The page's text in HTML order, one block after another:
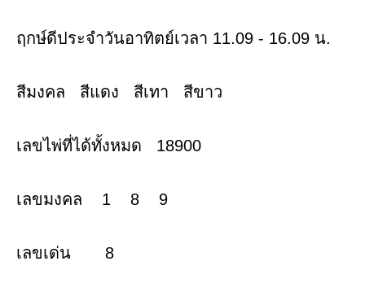
ฤกษ์ดีประจำวันอาทิตย์เวลา 11.09 - 16.09 น.
สีมงคล สีแดง สีเทา สีขาว
เลขไพ่ที่ได้ทั้งหมด 18900
เลขมงคล 1 8 9
เลขเด่น 8